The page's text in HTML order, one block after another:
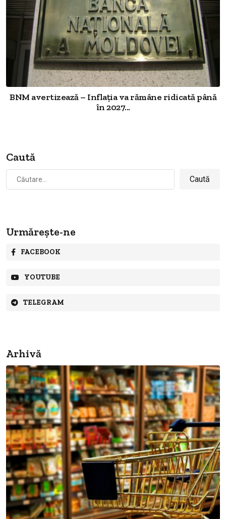
BNM avertizează – Inflația va rămâne ridicată până
în 2027...
Caută
Caută
după:
Urmărește-ne
FACEBOOK
YOUTUBE
TELEGRAM
Arhivă